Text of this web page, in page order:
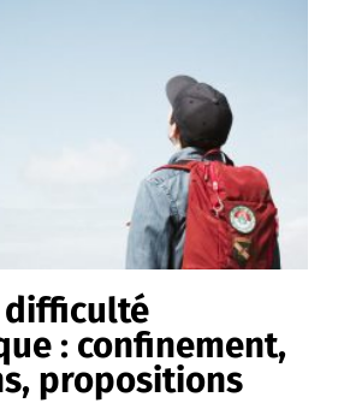
difficulté
: confinement,
propositions